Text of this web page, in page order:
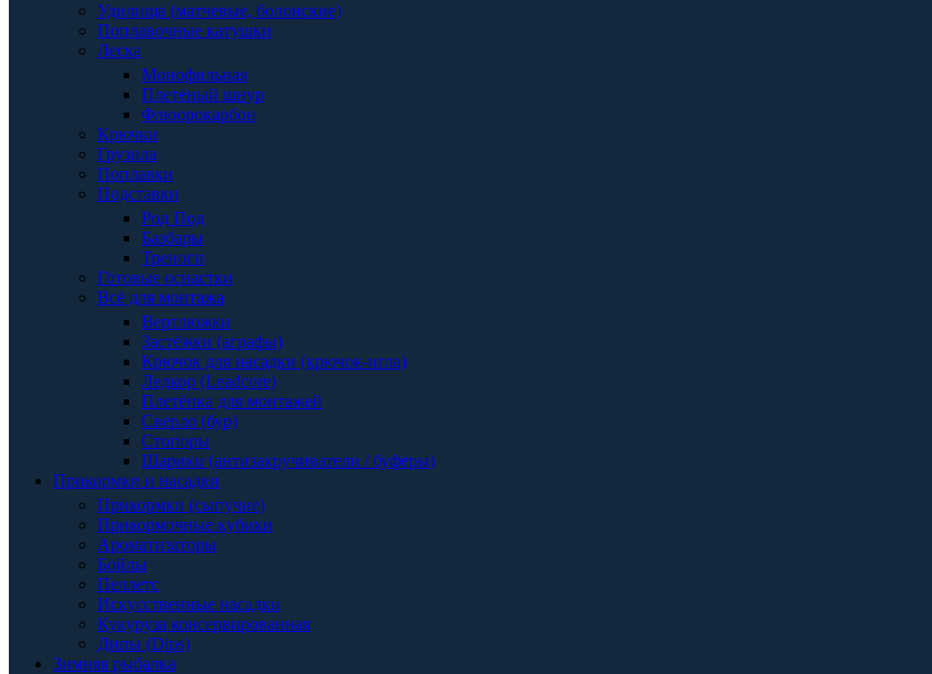
Удилища (матчевые, болонские)
Поплавочные катушки
Леска
Монофильная
Плетёный шнур
Флюорокарбон
Крючки
Грузила
Поплавки
Подставки
Род Под
Базбары
Треноги
Готовые оснастки
Всё для монтажа
Вертлюжки
Застёжки (аграфы)
Крючок для насадки (крючок-игла)
Ледкор (Leadcore)
Плетёнка для монтажей
Сверло (бур)
Стопоры
Шарики (антизакручиватели / буферы)
Прикормки и насадки
Прикормки (сыпучие)
Прикормочные кубики
Ароматизаторы
Бойлы
Пеллетс
Искусственные насадки
Кукуруза консервированная
Дипы (Dips)
Зимняя рыбалка